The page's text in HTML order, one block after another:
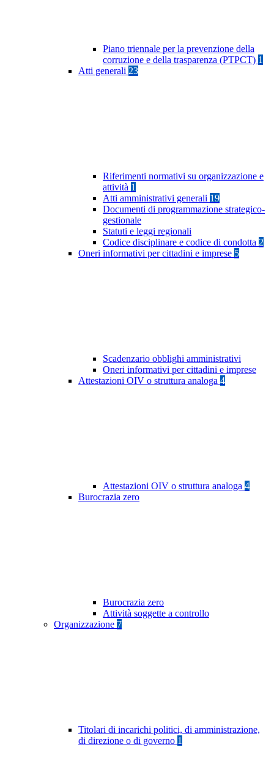
Piano triennale per la prevenzione della
corruzione e della trasparenza (PTPCT) 1
Atti generali 23
Riferimenti normativi su organizzazione e
attività 1
Atti amministrativi generali 19
Documenti di programmazione strategico-
gestionale
Statuti e leggi regionali
Codice disciplinare e codice di condotta 2
Oneri informativi per cittadini e imprese 5
Scadenzario obblighi amministrativi
Oneri informativi per cittadini e imprese
Attestazioni OIV o struttura analoga 4
Attestazioni OIV o struttura analoga 4
Burocrazia zero
Burocrazia zero
Attività soggette a controllo
Organizzazione 7
Titolari di incarichi politici, di amministrazione,
di direzione o di governo 1